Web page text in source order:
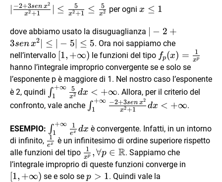
|\frac{-2+3sen\,x^2}
{x^2+1}|\le
\frac{5}{x^2+1}\le
\frac{5}{x^2}
x2+1
−2+3sen x2 ≤ x2+1
5 ≤ x2
5 per ognix\le
x ≤ 1
dove abbiamo usato la disuguaglianza
|-2+3sen\,x^2|\le
|-5|\le 5
− 2 +
3senx2 ≤ − 5∣ ≤ 5. Ora noi sappiamo che
nell’intervallo [1,+\infty)
[1, +∞) le funzioni del tipo f_{p}
(x)=\frac{1}
{x^p}
fp(x) = xp
1
hanno l’integrale improprio convergente se e solo se
l’esponente p è maggiore di 1. Nel nostro caso l’esponente
è 2, quindi \int_{1}^{+\infty}\frac{5}
{x^2}dx < +\infty
∫1
+∞
x2
5 dx < +∞. Allora, per il criterio del
confronto, vale anche \int_{1}^{+\infty}\frac{-
{x^2+1}dx < +\infty
∫1
+∞
x2+1
−2+3sen x2
dx < +∞.
ESEMPIO: \int_{1}^{+\infty}\frac{1}
{e^x}dx
∫1
+∞
ex
1 dx è convergente. Infatti, in un intorno
di infinito, \frac{1}
{e^x}
ex
1
è un infinitesimo di ordine superiore rispetto
alle funzioni del tipo \frac{1}
{x^p},
\forall p \in
xp
1 ,∀p ∈ R. Sappiamo che
l’integrale improprio di queste funzioni converge in
[1, +∞) se e solo sep
p > 1. Quindi vale la